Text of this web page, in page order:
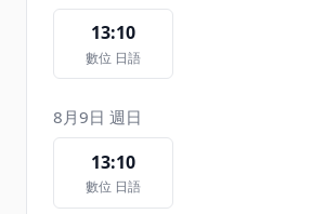
13:10
數位 日語
8月9日 週日
13:10
數位 日語